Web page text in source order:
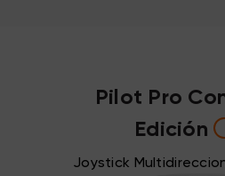
Pilot Pro
Edición
Joystick